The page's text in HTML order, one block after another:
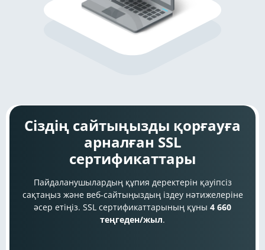
Сіздің сайтыңызды қорғауға
арналған SSL
сертификаттары
Пайдаланушылардың құпия деректерін қауіпсіз
сақтаңыз және веб-сайтыңыздың іздеу нәтижелеріне
әсер етіңіз. SSL сертификаттарының құны 4 660
теңгеден/жыл.